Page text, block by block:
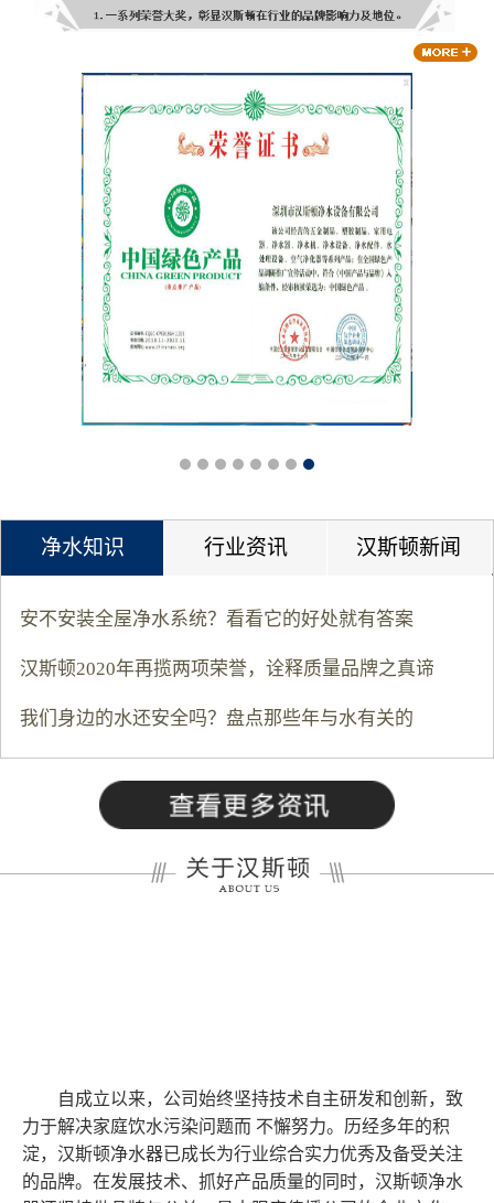
净水知识 行业资讯 汉斯顿新闻
安不安装全屋净水系统？看看它的好处就有答案
汉斯顿2020年再揽两项荣誉，诠释质量品牌之真谛
我们身边的水还安全吗？盘点那些年与水有关的
自成立以来，公司始终坚持技术自主研发和创新，致
力于解决家庭饮水污染问题而 不懈努力。历经多年的积
淀，汉斯顿净水器已成长为行业综合实力优秀及备受关注
的品牌。在发展技术、抓好产品质量的同时，汉斯顿净水